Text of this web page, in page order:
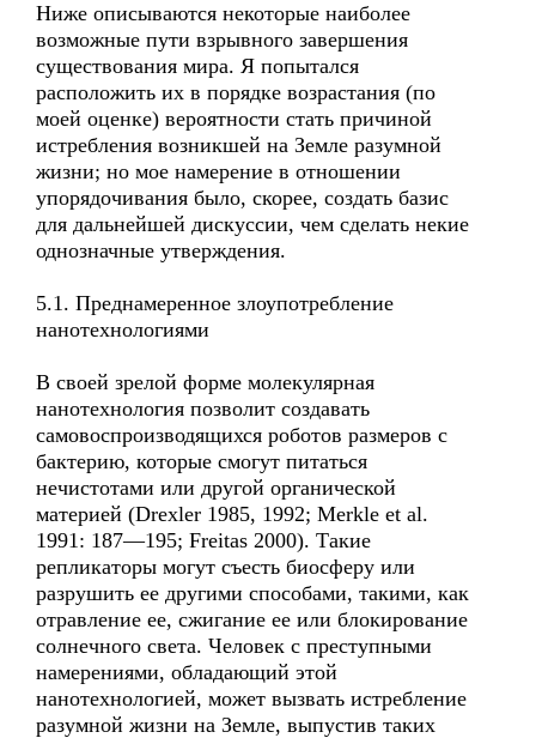
Ниже описываются некоторые наиболее
возможные пути взрывного завершения
существования мира. Я попытался
расположить их в порядке возрастания (по
моей оценке) вероятности стать причиной
истребления возникшей на Земле разумной
жизни; но мое намерение в отношении
упорядочивания было, скорее, создать базис
для дальнейшей дискуссии, чем сделать некие
однозначные утверждения.
5.1. Преднамеренное злоупотребление
нанотехнологиями
В своей зрелой форме молекулярная
нанотехнология позволит создавать
самовоспроизводящихся роботов размеров с
бактерию, которые смогут питаться
нечистотами или другой органической
материей (Drexler 1985, 1992; Merkle et al.
1991: 187—195; Freitas 2000). Такие
репликаторы могут съесть биосферу или
разрушить ее другими способами, такими, как
отравление ее, сжигание ее или блокирование
солнечного света. Человек с преступными
намерениями, обладающий этой
нанотехнологией, может вызвать истребление
разумной жизни на Земле, выпустив таких